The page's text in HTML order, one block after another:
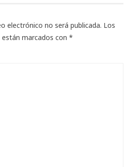
electrónico no será publicada. Los
marcados con *